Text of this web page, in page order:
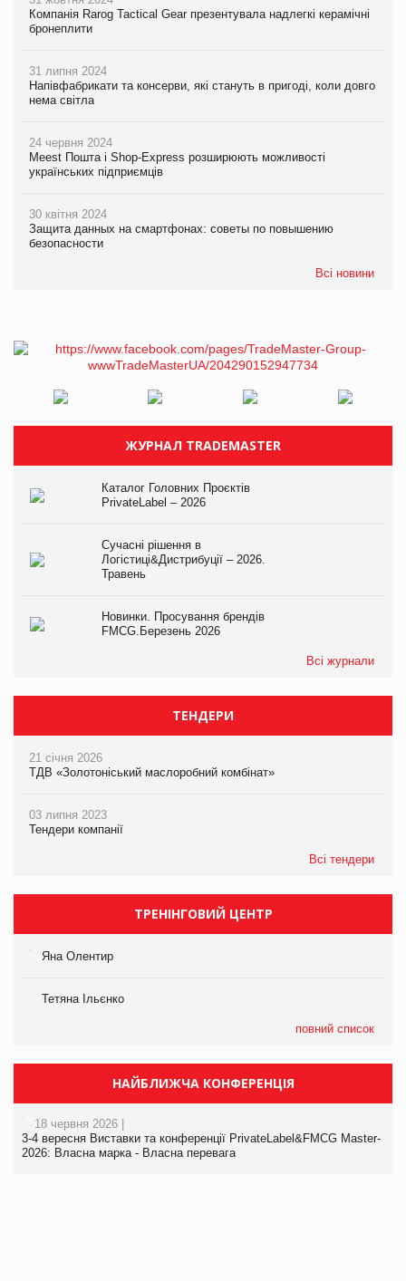
Компанія Rarog Tactical Gear презентувала надлегкі керамічні
бронеплити
31 липня 2024
Напівфабрикати та консерви, які стануть в пригоді, коли довго
нема світла
24 червня 2024
Meest Пошта і Shop-Express розширюють можливості
українських підприємців
30 квітня 2024
Защита данных на смартфонах: советы по повышению
безопасности
Всі новини
ЖУРНАЛ TRADEMASTER
Каталог Головних Проєктів
PrivateLabel – 2026
Сучасні рішення в
Логістиці&Дистрибуції – 2026.
Травень
Новинки. Просування брендів
FMCG.Березень 2026
Всі журнали
ТЕНДЕРИ
21 січня 2026
ТДВ «Золотоніський маслоробний комбінат»
03 липня 2023
Тендери компанії
Всі тендери
ТРЕНІНГОВИЙ ЦЕНТР
Яна Олентир
Тетяна Ільєнко
повний список
НАЙБЛИЖЧА КОНФЕРЕНЦІЯ
18 червня 2026 |
3-4 вересня Виставки та конференції PrivateLabel&FMCG Master-
2026: Власна марка - Власна перевага